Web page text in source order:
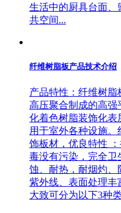
生活中的厨具台面、
共空间...
纤维树脂板产品技术介绍
产品特性：纤维树
高压聚合制成的高强
化着色树脂装饰化表
用于室外各种设施
饰板材，优良特性
毒没有污染，完全卫
蚀、耐热，耐烟灼、
紫外线、表面处理丰
大致可分为以下3种